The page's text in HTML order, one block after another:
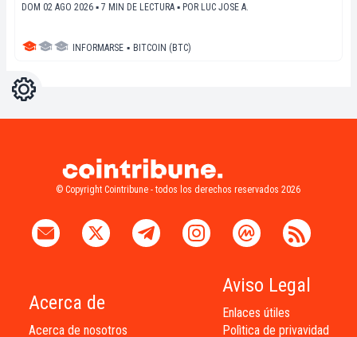
DOM 02 AGO 2026 ▪ 7 MIN DE LECTURA ▪ POR LUC JOSE A.
INFORMARSE ▪ BITCOIN (BTC)
Ajustes
© Copyright Cointribune - todos los derechos reservados 2026
Acerca de
Acerca de nosotros
Aviso Legal
Enlaces útiles
Polìtica de privavidad